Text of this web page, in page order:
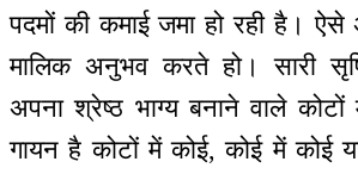
पदमों की कमाई जमा हो रही है। ऐसे
मालिक अनुभव करते हो। सारी
अपना श्रेष्ठ भाग्य बनाने वाले
गायन है कोटों में कोई, कोई में कोई